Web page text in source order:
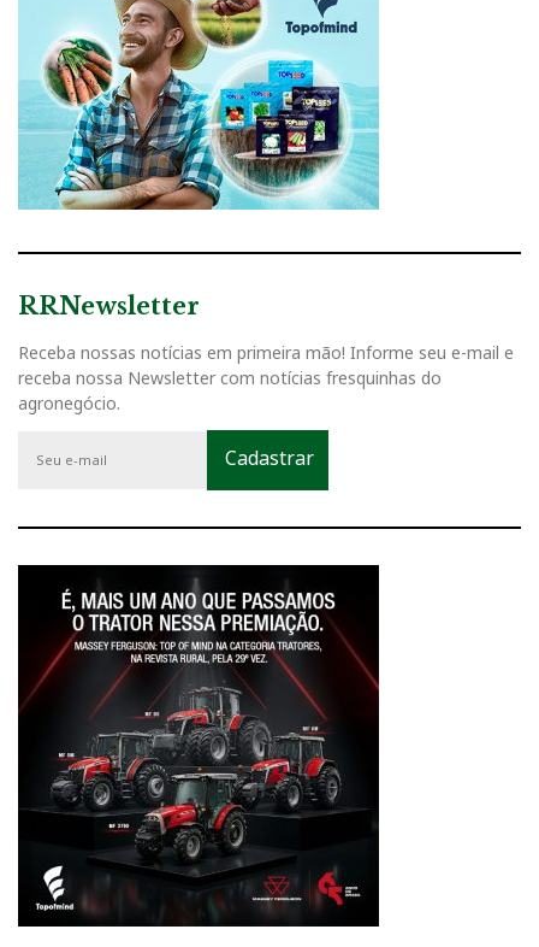
RRNewsletter
Receba nossas notícias em primeira mão! Informe seu e-mail e
receba nossa Newsletter com notícias fresquinhas do
agronegócio.